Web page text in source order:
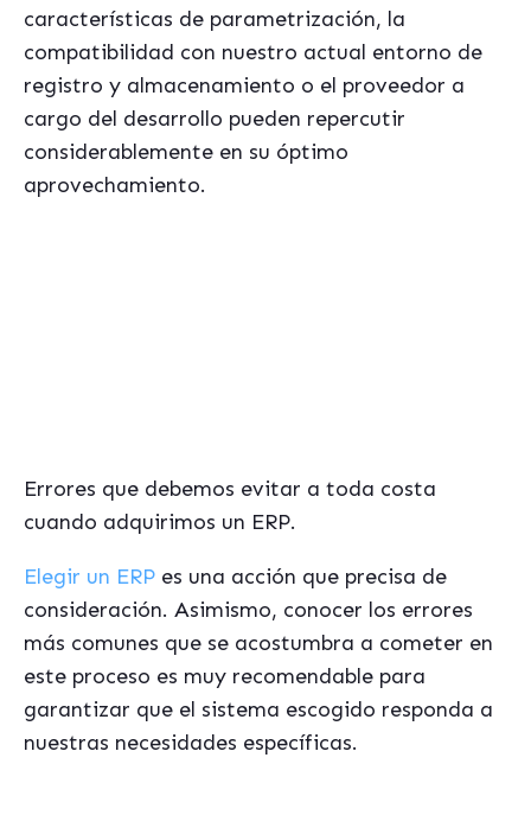
características de parametrización, la
compatibilidad con nuestro actual entorno de
registro y almacenamiento o el proveedor a
cargo del desarrollo pueden repercutir
considerablemente en su óptimo
aprovechamiento.
Errores que debemos evitar a toda costa
cuando adquirimos un ERP.
Elegir un ERP es una acción que precisa de
consideración. Asimismo, conocer los errores
más comunes que se acostumbra a cometer en
este proceso es muy recomendable para
garantizar que el sistema escogido responda a
nuestras necesidades específicas.